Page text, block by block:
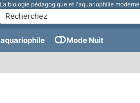
La biologie pédagogique et l'aquariophilie moderne
Mode Nuit